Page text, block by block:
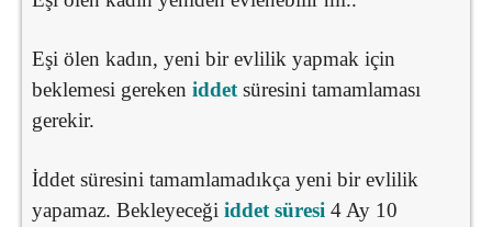
Eşi ölen kadın, yeni bir evlilik yapmak için
beklemesi gereken iddet süresini tamamlaması
gerekir.
İddet süresini tamamlamadıkça yeni bir evlilik
yapamaz. Bekleyeceği iddet süresi 4 Ay 10